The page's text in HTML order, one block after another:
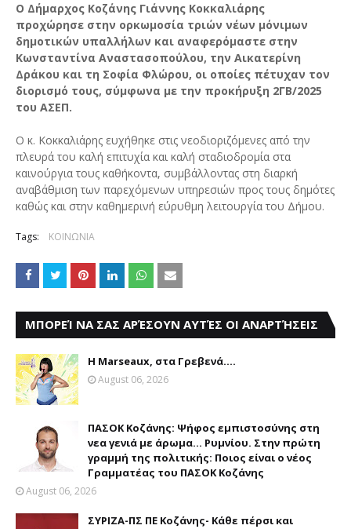
Ο Δήμαρχος Κοζάνης Γιάννης Κοκκαλιάρης
προχώρησε στην ορκωμοσία τριών νέων μόνιμων
δημοτικών υπαλλήλων και αναφερόμαστε στην
Κωνσταντίνα Αναστασοπούλου, την Αικατερίνη
Δράκου και τη Σοφία Φλώρου, οι οποίες πέτυχαν τον
διορισμό τους, σύμφωνα με την προκήρυξη 2ΓΒ/2025
του ΑΣΕΠ.
Ο κ. Κοκκαλιάρης ευχήθηκε στις νεοδιοριζόμενες από την
πλευρά του καλή επιτυχία και καλή σταδιοδρομία στα
καινούργια τους καθήκοντα, συμβάλλοντας στη διαρκή
αναβάθμιση των παρεχόμενων υπηρεσιών προς τους δημότες
καθώς και στην καθημερινή εύρυθμη λειτουργία του Δήμου.
Tags: ΚΟΙΝΩΝΙΑ
ΜΠΟΡΕΊ ΝΑ ΣΑΣ ΑΡΈΣΟΥΝ ΑΥΤΈΣ ΟΙ ΑΝΑΡΤΉΣΕΙΣ
Η Marseaux, στα Γρεβενά….
August 06, 2026
ΠΑΣΟΚ Κοζάνης: Ψήφος εμπιστοσύνης στη
νεα γενιά με άρωμα... Ρυμνίου. Στην πρώτη
γραμμή της πολιτικής: Ποιος είναι ο νέος
Γραμματέας του ΠΑΣΟΚ Κοζάνης
August 06, 2026
ΣΥΡΙΖΑ-ΠΣ ΠΕ Κοζάνης- Κάθε πέρσι και